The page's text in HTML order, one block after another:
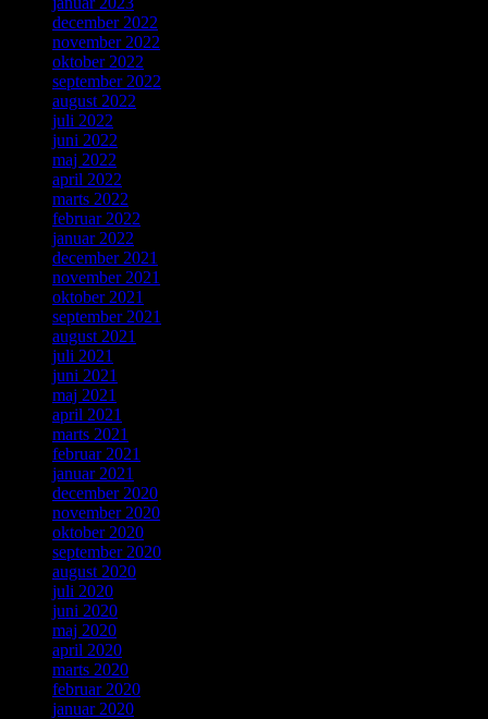
december 2022
november 2022
oktober 2022
september 2022
august 2022
juli 2022
juni 2022
maj 2022
april 2022
marts 2022
februar 2022
januar 2022
december 2021
november 2021
oktober 2021
september 2021
august 2021
juli 2021
juni 2021
maj 2021
april 2021
marts 2021
februar 2021
januar 2021
december 2020
november 2020
oktober 2020
september 2020
august 2020
juli 2020
juni 2020
maj 2020
april 2020
marts 2020
februar 2020
januar 2020